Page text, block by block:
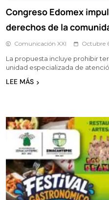
Congreso Edomex
derechos de la
Comunicación XXI Octubre
La propuesta incluye prohibir
unidad especializada de
LEE MÁS